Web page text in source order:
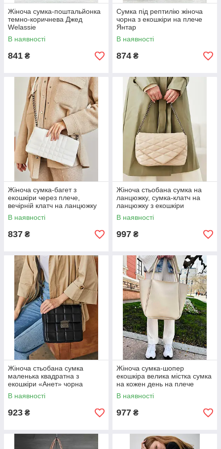
Жіноча сумка-поштальйонка
темно-коричнева Джед
Welassie
В наявності
841 ₴
Сумка під рептилію жіноча
чорна з екошкіри на плече
Янтар
В наявності
874 ₴
Жіноча сумка-багет з
екошкіри через плече,
вечірній клатч на ланцюжку
Луїза WeLassie
В наявності
837 ₴
Жіноча стьобана сумка на
ланцюжку, сумка-клатч на
ланцюжку з екошкіри
Шарлотта WeLassie
В наявності
997 ₴
Жіноча стьобана сумка
маленька квадратна з
екошкіри «Анет» чорна
WeLassie
В наявності
923 ₴
Жіноча сумка-шопер
екошкіра велика містка сумка
на кожен день на плече
«Аббі» молочна
В наявності
977 ₴